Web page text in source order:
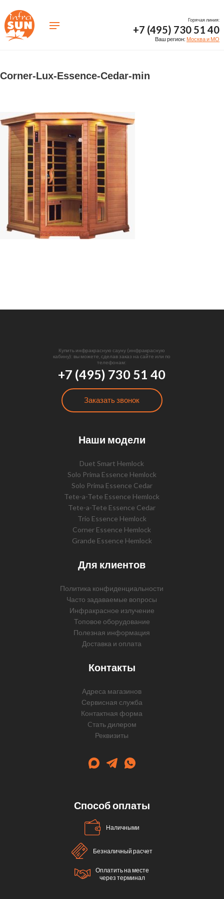
Горячая линия:
+7 (495) 730 51 40
Ваш регион: Москва и МО
Corner-Lux-Essence-Cedar-min
Купить инфракрасную сауну (инфракрасную
кабину): вы можете, сделав заказ на сайте или по
телефонам:
+7 (495) 730 51 40
Заказать звонок
Наши модели
Duet Smart Hemlock
Solo Prima Essence Hemlock
Solo Prima Essence Cedar
Tete-a-Tete Essence Hemlock
Tete-a-Tete Essence Cedar
Trio Essence Hemlock
Corner Essence Hemlock
Grande Essence Hemlock
Для клиентов
Политика конфиденциальности
Часто задаваемые вопросы
Инфракрасное излучение
Топовое оборудование
Полезная информация
Доставка и оплата
Контакты
Адреса магазинов
Сервисная служба
Контактная форма
Cтать дилером
Реквизиты
Способ оплаты
Наличными
Безналичный расчет
Оплатить на месте
через терминал